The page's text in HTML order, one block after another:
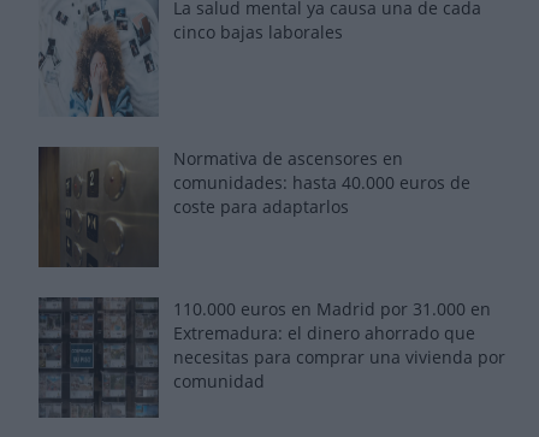
La salud mental ya causa una de cada
cinco bajas laborales
Normativa de ascensores en
comunidades: hasta 40.000 euros de
coste para adaptarlos
110.000 euros en Madrid por 31.000 en
Extremadura: el dinero ahorrado que
necesitas para comprar una vivienda por
comunidad